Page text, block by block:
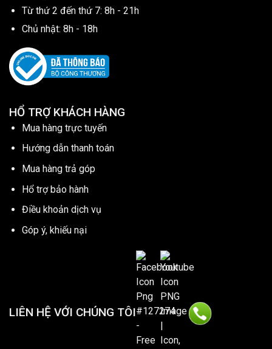
Từ thứ 2 đến thứ 7: 8h - 21h
Chủ nhật: 8h - 18h
HỔ TRỢ KHÁCH HÀNG
Mua hàng trực tuyến
Hướng dẫn thanh toán
Mua hàng trả góp
Hổ trợ bảo hành
Điều khoản dịch vụ
Góp ý, khiếu nại
LIÊN HỆ VỚI CHÚNG TÔI